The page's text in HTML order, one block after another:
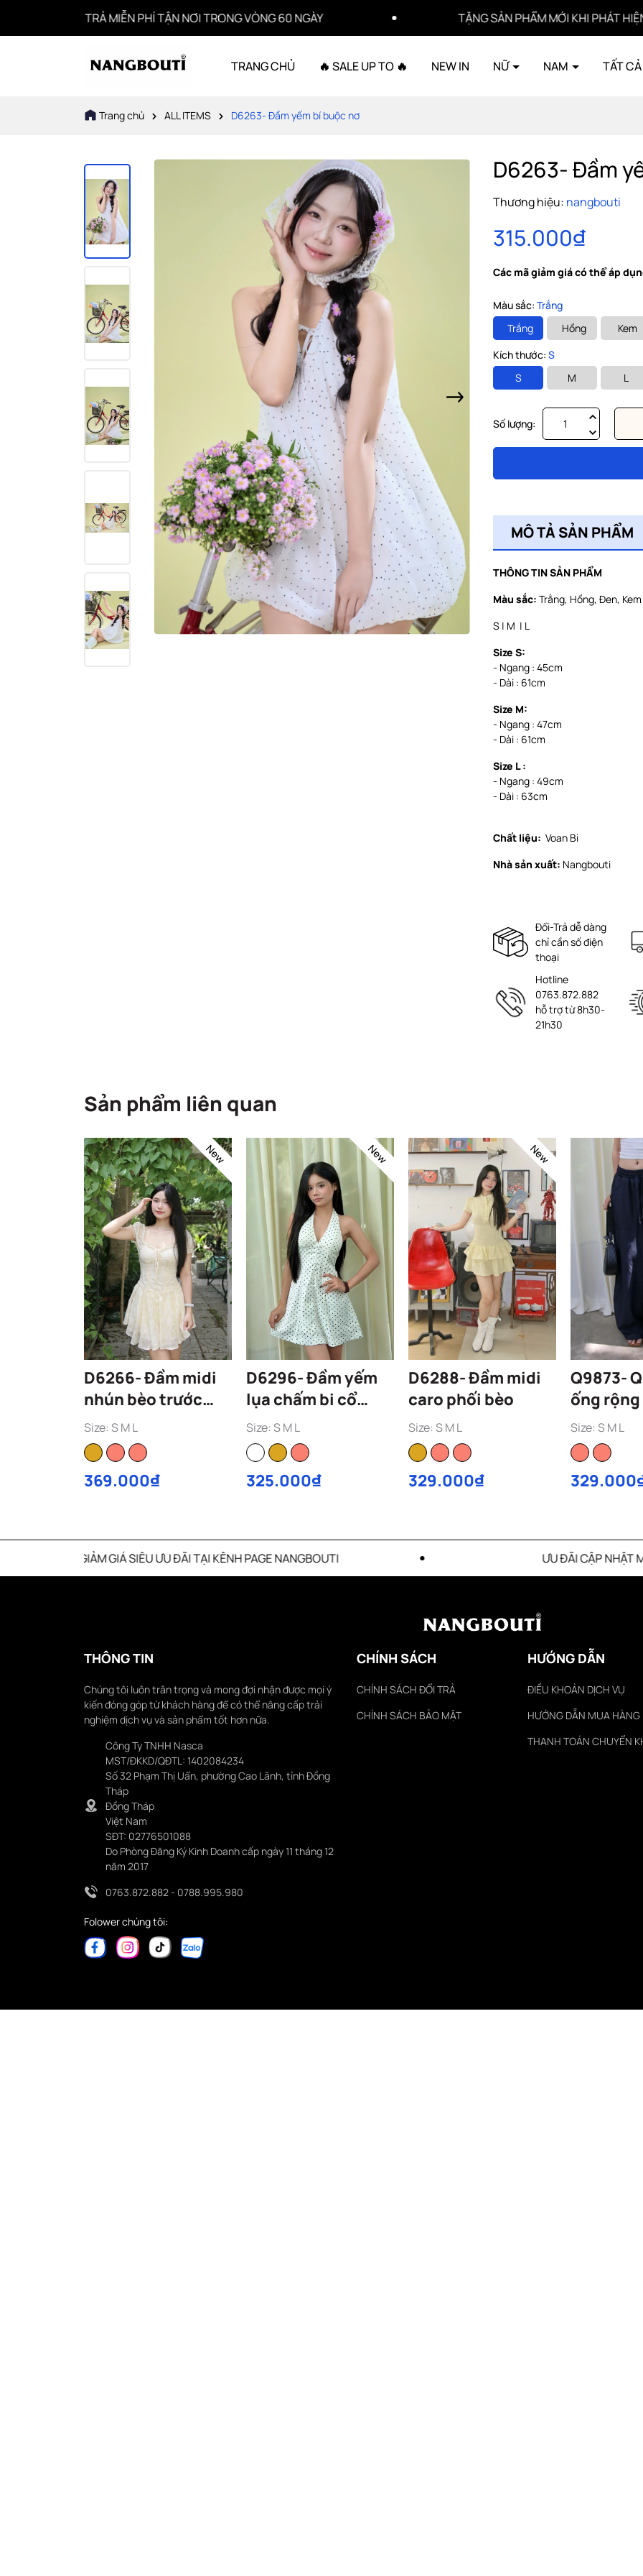
MIỄN PHÍ TẬN NƠI TRONG VÒNG 60 NGÀY TẶNG SẢN PHẨM MỚI KHI PHÁT HIỆN SẢN PHẨM LỖI
TRANG CHỦ 🔥 SALE UP TO 🔥 NEW IN NỮ NAM TẤT
Trang chủ ALL ITEMS D6263- Đầm yếm bí buộc nơ
D6263- Đầm
Thương hiệu: nangbouti
315.000₫
Các mã giảm giá có thể áp
Màu sắc: Trắng
Trắng
Hồng Kem
Kích thước: S
S
M L
Số lượng:
MÔ TẢ SẢN PHẨM
THÔNG TIN SẢN PHẨM
Màu sắc: Trắng, Hồng, Đen, Kem
S | M | L
Size S:
- Ngang : 45cm
- Dài : 61cm
Size M:
- Ngang : 47cm
- Dài : 61cm
Size L :
- Ngang : 49cm
- Dài : 63cm
Chất liệu: Voan Bi
Nhà sản xuất: Nangbouti
Đổi-Trả dễ dàng
chỉ cần số điện
thoại
Hotline
0763.872.882
hỗ trợ từ 8h30-
21h30
Sản phẩm liên quan
New
D6266- Đầm midi
nhún bèo trước
smocking thân sau
Size: S M L
369.000₫
New
D6296- Đầm yếm
lụa chấm bi cổ
phối ren
Size: S M L
325.000₫
New
D6288- Đầm midi
caro phối bèo
Size: S M L
329.000₫
Q9873-
ống
0107
Size: S M L
GIÁ SIÊU ƯU ĐÃI TẠI KÊNH PAGE NANGBOUTI ƯU ĐÃI CẬP NHẬT MỖI THÁNG
THÔNG TIN
Chúng tôi luôn trân trọng và mong đợi nhận được mọi ý
kiến đóng góp từ khách hàng để có thể nâng cấp trải
nghiệm dịch vụ và sản phẩm tốt hơn nữa.
Công Ty TNHH Nasca
MST/ĐKKD/QĐTL: 1402084234
Số 32 Phạm Thị Uẩn, phường Cao Lãnh, tỉnh Đồng
Tháp
Đồng Tháp
Việt Nam
SĐT: 02776501088
Do Phòng Đăng Ký Kinh Doanh cấp ngày 11 tháng 12
năm 2017
0763.872.882 - 0788.995.980
Folower chúng tôi:
CHÍNH SÁCH
CHÍNH SÁCH ĐỔI TRẢ
CHÍNH SÁCH BẢO MẬT
HƯỚNG DẪN
ĐIỀU KHOẢN DỊCH VỤ
HƯỚNG DẪN MUA HÀNG
THANH TOÁN CHUYỂN